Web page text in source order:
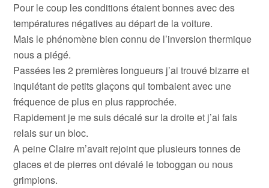
Pour le coup les conditions étaient bonnes avec des
températures négatives au départ de la voiture.
Mais le phénomène bien connu de l’inversion thermique
nous a piégé.
Passées les 2 premières longueurs j’ai trouvé bizarre et
inquiétant de petits glaçons qui tombaient avec une
fréquence de plus en plus rapprochée.
Rapidement je me suis décalé sur la droite et j’ai fais
relais sur un bloc.
A peine Claire m’avait rejoint que plusieurs tonnes de
glaces et de pierres ont dévalé le toboggan ou nous
grimpions.